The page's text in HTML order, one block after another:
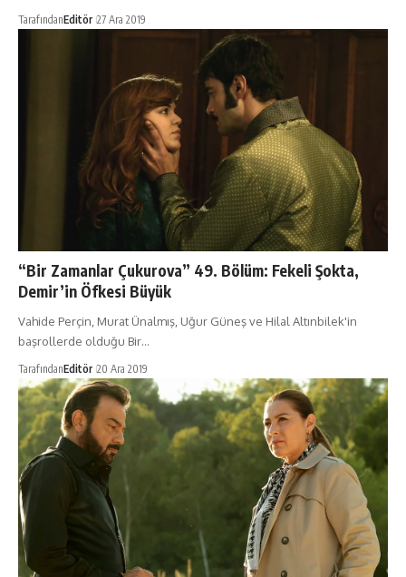
TarafındanEditör 27 Ara 2019
“Bir Zamanlar Çukurova” 49. Bölüm: Fekeli Şokta,
Demir’in Öfkesi Büyük
Vahide Perçin, Murat Ünalmış, Uğur Güneş ve Hilal Altınbilek'in
başrollerde olduğu Bir…
TarafındanEditör 20 Ara 2019